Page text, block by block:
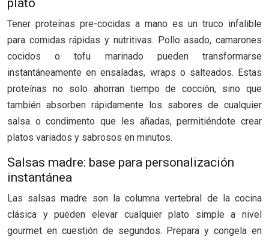
Tener proteínas pre-cocidas a mano es un truco infalible
para comidas rápidas y nutritivas. Pollo asado, camarones
cocidos o tofu marinado pueden transformarse
instantáneamente en ensaladas, wraps o salteados. Estas
proteínas no solo ahorran tiempo de cocción, sino que
también absorben rápidamente los sabores de cualquier
salsa o condimento que les añadas, permitiéndote crear
platos variados y sabrosos en minutos.
Salsas madre: base para personalización
instantánea
Las salsas madre son la columna vertebral de la cocina
clásica y pueden elevar cualquier plato simple a nivel
gourmet en cuestión de segundos. Prepara y congela en